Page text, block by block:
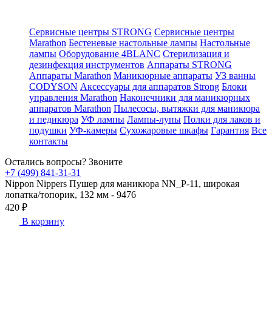
Сервисные центры STRONG Сервисные центры
Marathon Бестеневые настольные лампы Настольные
лампы Оборудование 4BLANC Стерилизация и
дезинфекция инструментов Аппараты STRONG
Аппараты Marathon Маникюрные аппараты УЗ ванны
CODYSON Аксессуары для аппаратов Strong Блоки
управления Marathon Наконечники для маникюрных
аппаратов Marathon Пылесосы, вытяжки для маникюра
и педикюра УФ лампы Лампы-лупы Полки для лаков и
подушки УФ-камеры Сухожаровые шкафы Гарантия Все
контакты
Остались вопросы? Звоните
+7 (499) 841-31-31
Nippon Nippers Пушер для маникюра NN_P-11, широкая
лопатка/топорик, 132 мм - 9476
420 ₽
В корзину